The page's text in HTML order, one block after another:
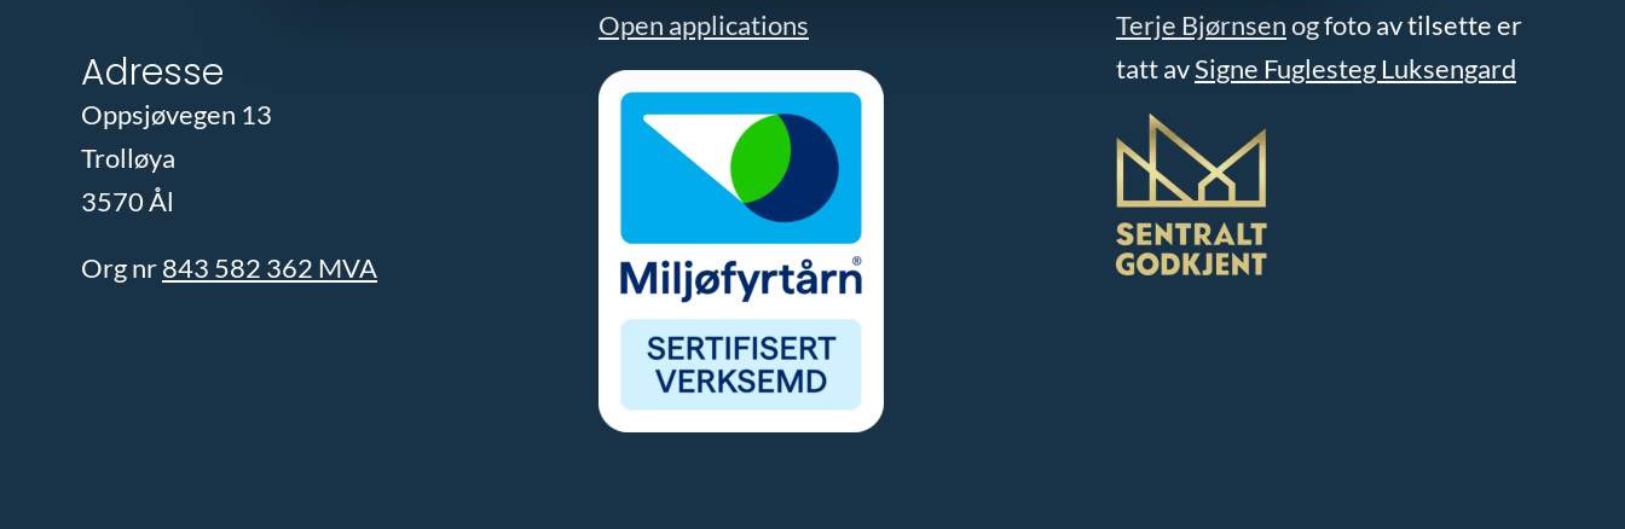
Adresse
Oppsjøvegen 13
Trolløya
3570 Ål
Org nr843 582 362 MVA
Open applications
Terje Bjørnsenog foto av tilsette er
tatt avSigne Fuglesteg Luksengard